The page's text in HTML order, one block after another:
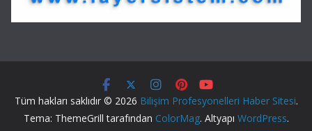
Tüm hakları saklıdır © 2026 Bilişim Profesyonelleri Haber Sitesi.
Tema: ThemeGrill tarafından ColorMag. Altyapı WordPress.